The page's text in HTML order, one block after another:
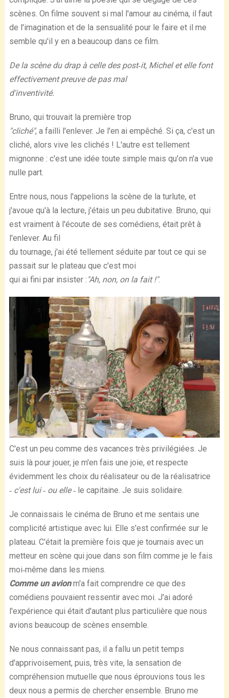
scènes. On filme souvent si mal l'amour au cinéma, il faut
de l'imagination et de la sensualité pour le faire et il me
semble qu'il y en a beaucoup dans ce film.
De la scène du drap à celle des post‐it, Michel et elle font
effectivement preuve de pas mal
d'inventivité.
Bruno, qui trouvait la première trop
"cliché", a failli l'enlever. Je l'en ai empêché. Si ça, c'est un
cliché, alors vive les clichés ! L'autre est tellement
mignonne : c'est une idée toute simple mais qu'on n'a vue
nulle part.
Entre nous, nous l'appelions la scène de la turlute, et
j'avoue qu'à la lecture, j'étais un peu dubitative. Bruno, qui
est vraiment à l'écoute de ses comédiens, était prêt à
l'enlever. Au fil
du tournage, j'ai été tellement séduite par tout ce qui se
passait sur le plateau que c'est moi
qui ai fini par insister : "Ah, non, on la fait !".
C'est un peu comme des vacances très privilégiées. Je
suis là pour jouer, je m'en fais une joie, et respecte
évidemment les choix du réalisateur ou de la réalisatrice
‐ c'est lui ‐ ou elle ‐le capitaine. Je suis solidaire.
Je connaissais le cinéma de Bruno et me sentais une
complicité artistique avec lui. Elle s'est confirmée sur le
plateau. C'était la première fois que je tournais avec un
metteur en scène qui joue dans son film comme je le fais
moi‐même dans les miens.
Comme un avionm'a fait comprendre ce que des
comédiens pouvaient ressentir avec moi. J'ai adoré
l'expérience qui était d'autant plus particulière que nous
avions beaucoup de scènes ensemble.
Ne nous connaissant pas, il a fallu un petit temps
d'apprivoisement, puis, très vite, la sensation de
compréhension mutuelle que nous éprouvions tous les
deux nous a permis de chercher ensemble. Bruno me